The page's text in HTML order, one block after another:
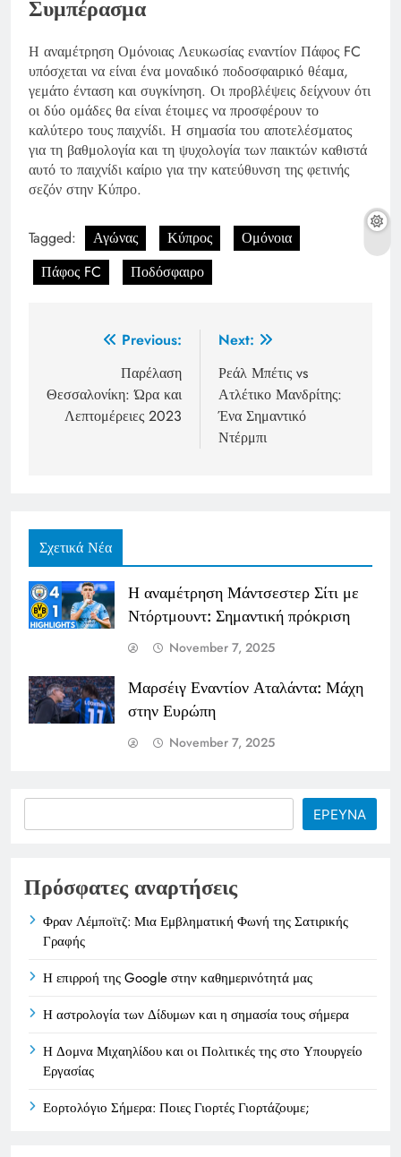
Συμπέρασμα
Η αναμέτρηση Ομόνοιας Λευκωσίας εναντίον Πάφος FC
υπόσχεται να είναι ένα μοναδικό ποδοσφαιρικό θέαμα,
γεμάτο ένταση και συγκίνηση. Οι προβλέψεις δείχνουν ότι
οι δύο ομάδες θα είναι έτοιμες να προσφέρουν το
καλύτερο τους παιχνίδι. Η σημασία του αποτελέσματος
για τη βαθμολογία και τη ψυχολογία των παικτών καθιστά
αυτό το παιχνίδι καίριο για την κατεύθυνση της φετινής
σεζόν στην Κύπρο.
Tagged: Αγώνας Κύπρος
Ομόνοια
Πάφος FC
Ποδόσφαιρο
navigation
Previous:
Παρέλαση
Θεσσαλονίκη: Ώρα και
Λεπτομέρειες 2023
Next:
Ρεάλ Μπέτις vs
Ατλέτικο Μανδρίτης:
Ένα Σημαντικό
Ντέρμπι
Σχετικά Νέα
Η αναμέτρηση Μάντσεστερ Σίτι με
Ντόρτμουντ: Σημαντική πρόκριση
November 7, 2025
Μαρσέιγ Εναντίον Αταλάντα: Μάχη
στην Ευρώπη
November 7, 2025
ΕΡΕΥΝΑ
Πρόσφατες αναρτήσεις
Φραν Λέμποϊτζ: Μια Εμβληματική Φωνή της Σατιρικής
Γραφής
Η επιρροή της Google στην καθημερινότητά μας
Η αστρολογία των Δίδυμων και η σημασία τους σήμερα
Η Δομνα Μιχαηλίδου και οι Πολιτικές της στο Υπουργείο
Εργασίας
Εορτολόγιο Σήμερα: Ποιες Γιορτές Γιορτάζουμε;